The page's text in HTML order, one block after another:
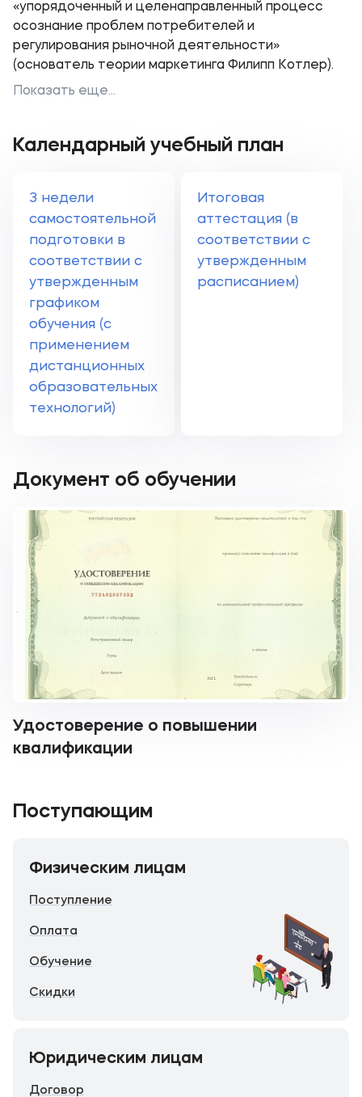
«упорядоченный и целенаправленный процесс
осознание проблем потребителей и
регулирования рыночной деятельности»
(основатель теории маркетинга Филипп Котлер).
Показать еще...
Календарный учебный план
3 недели
самостоятельной
подготовки в
соответствии с
утвержденным
графиком
обучения (с
применением
дистанционных
образовательных
технологий)
Итоговая
аттестация (в
соответствии с
утвержденным
расписанием)
Документ об обучении
Удостоверение о повышении
квалификации
Поступающим
Физическим лицам
Поступление
Оплата
Обучение
Скидки
Юридическим лицам
Договор